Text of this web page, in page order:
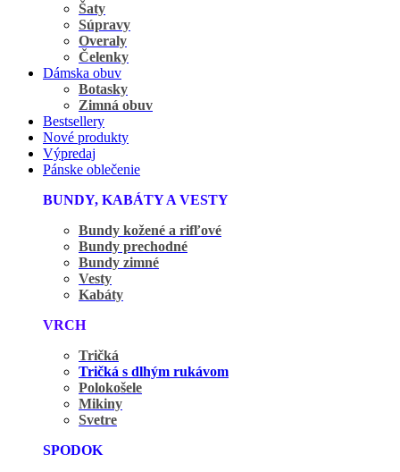
Šaty
Súpravy
Overaly
Čelenky
Dámska obuv
Botasky
Zimná obuv
Bestsellery
Nové produkty
Výpredaj
Pánske oblečenie
BUNDY, KABÁTY A VESTY
Bundy kožené a rifľové
Bundy prechodné
Bundy zimné
Vesty
Kabáty
VRCH
Tričká
Tričká s dlhým rukávom
Polokošele
Mikiny
Svetre
SPODOK